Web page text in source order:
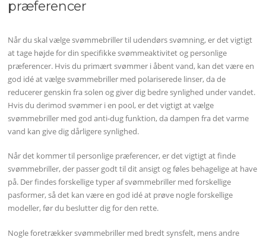
præferencer
Når du skal vælge svømmebriller til udendørs svømning, er det vigtigt
at tage højde for din specifikke svømmeaktivitet og personlige
præferencer. Hvis du primært svømmer i åbent vand, kan det være en
god idé at vælge svømmebriller med polariserede linser, da de
reducerer genskin fra solen og giver dig bedre synlighed under vandet.
Hvis du derimod svømmer i en pool, er det vigtigt at vælge
svømmebriller med god anti-dug funktion, da dampen fra det varme
vand kan give dig dårligere synlighed.
Når det kommer til personlige præferencer, er det vigtigt at finde
svømmebriller, der passer godt til dit ansigt og føles behagelige at have
på. Der findes forskellige typer af svømmebriller med forskellige
pasformer, så det kan være en god idé at prøve nogle forskellige
modeller, før du beslutter dig for den rette.
Nogle foretrækker svømmebriller med bredt synsfelt, mens andre